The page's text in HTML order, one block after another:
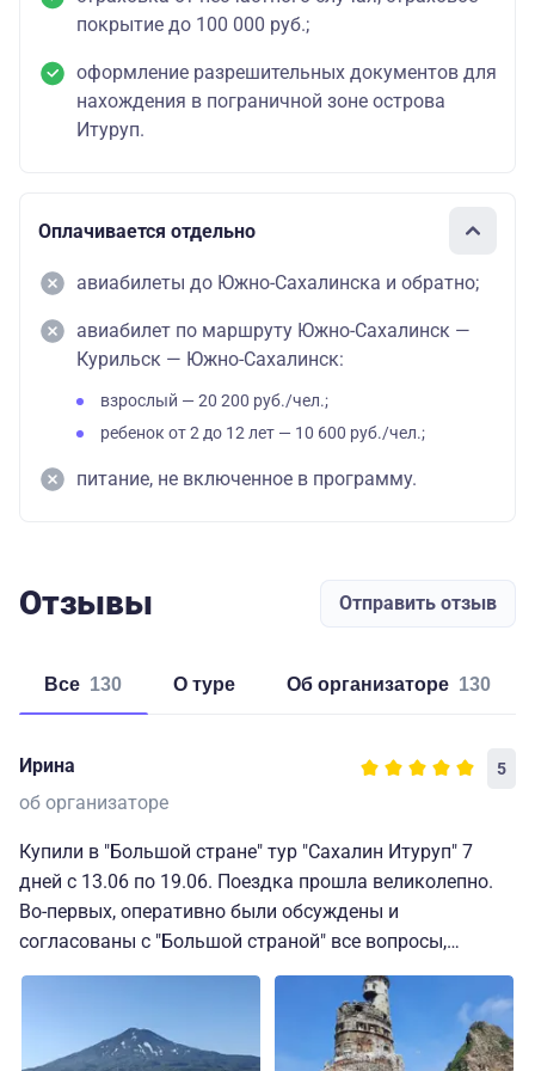
покрытие до 100 000 руб.;
оформление разрешительных документов для
нахождения в пограничной зоне острова
Итуруп.
Оплачивается отдельно
авиабилеты до Южно-Сахалинска и обратно;
авиабилет по маршруту Южно-Сахалинск —
Курильск — Южно-Сахалинск:
взрослый — 20 200 руб./чел.;
ребенок от 2 до 12 лет — 10 600 руб./чел.;
питание, не включенное в программу.
Отзывы Отправить отзыв
Все 130 о туре об организаторе 130
Ирина 5
об организаторе
Купили в "Большой стране" тур "Сахалин Итуруп" 7
дней с 13.06 по 19.06. Поездка прошла великолепно.
Во-первых, оперативно были обсуждены и
согласованы с "Большой страной" все вопросы,
которые касались поездки. В режиме диалога,
оперативно. Мы уже неоднократно пользовались
услугами этой компании и вот опять все наши
надежды оправдались. Поездка получилась